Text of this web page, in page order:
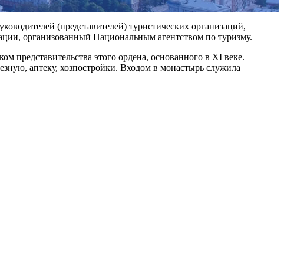
(представителей) туристических организаций,
организованный Национальным агентством по туризму.
представительства этого ордена, основанного в ХI веке.
аптеку, хозпостройки. Входом в монастырь служила